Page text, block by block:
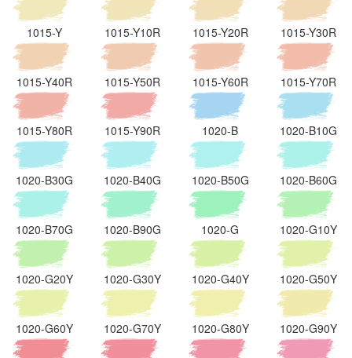
1015-Y 1015-Y10R 1015-Y20R 1015-Y30R
1015-Y40R 1015-Y50R 1015-Y60R 1015-Y70R
1015-Y80R 1015-Y90R 1020-B 1020-B10G
1020-B30G 1020-B40G 1020-B50G 1020-B60G
1020-B70G 1020-B90G 1020-G 1020-G10Y
1020-G20Y 1020-G30Y 1020-G40Y 1020-G50Y
1020-G60Y 1020-G70Y 1020-G80Y 1020-G90Y